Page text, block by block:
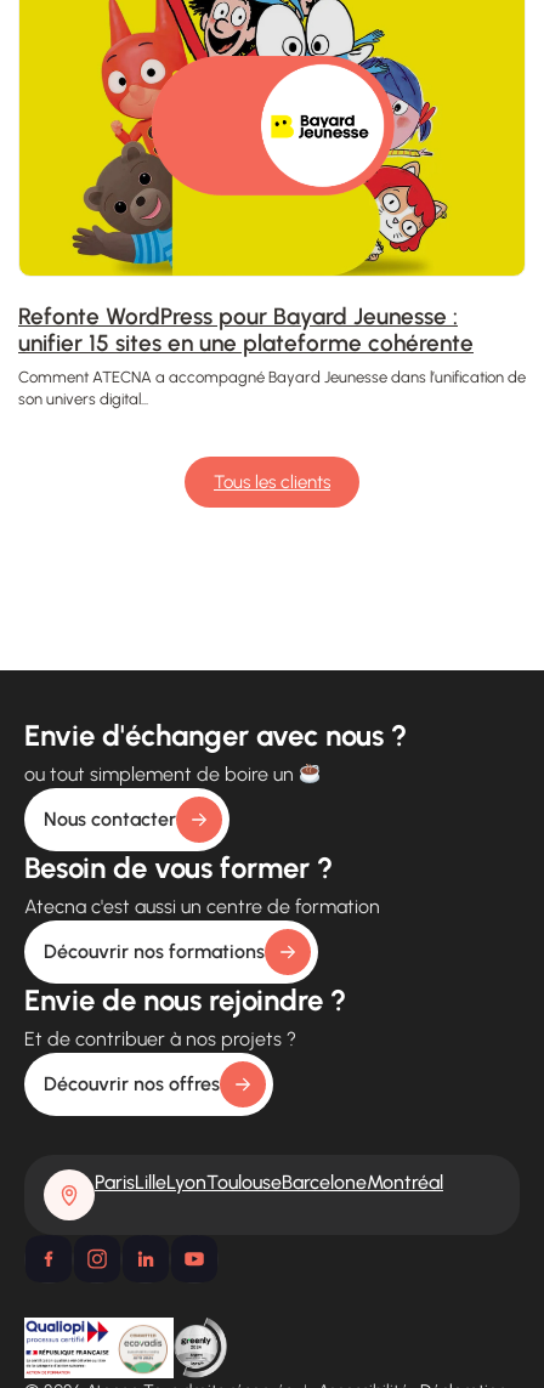
Refonte WordPress pour Bayard Jeunesse :
unifier 15 sites en une plateforme cohérente
Comment ATECNA a accompagné Bayard Jeunesse dans l’unification de
son univers digital...
Tous les clients
Envie d'échanger avec nous ?
ou tout simplement de boire un
Nous contacter
Besoin de vous former ?
Atecna c'est aussi un centre de formation
Découvrir nos formations
Envie de nous rejoindre ?
Et de contribuer à nos projets ?
Découvrir nos offres
ParisLilleLyonToulouseBarceloneMontréal